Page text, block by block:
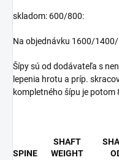
skladom: 600/800:
Na objednávku 1600/
Šípy sú od dodávateľa s
lepenia hrotu a príp.
kompletného šípu je potom
SPINE
SHAFT
WEIGHT